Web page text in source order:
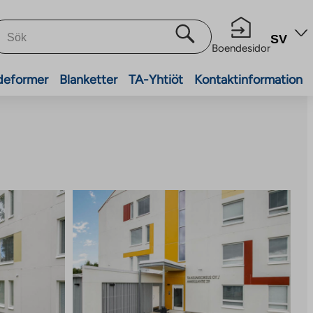
Boendesidor
SV
Blanketter TA-Yhtiöt Kontaktinformation